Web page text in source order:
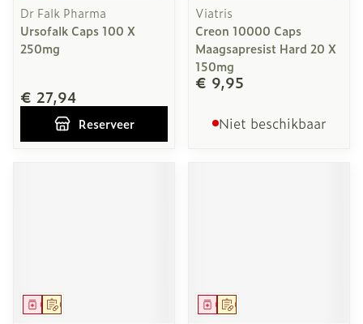
Dr Falk Pharma
Ursofalk Caps 100 X
250mg
€ 27,94
Reserveer
Viatris
Creon 10000 Caps
Maagsapresist Hard 20 X
150mg
€ 9,95
Niet beschikbaar
Op voorschrift
Geneesmiddel Op voorschrift
Geneesmiddel